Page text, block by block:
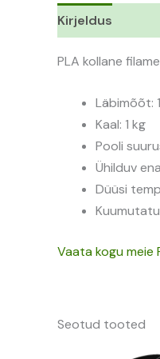
Kirjeldus
PLA kollane
Läbimõõt:
Kaal: 1 kg
Pooli
Ühilduv
Düüsi
Vaata kogu meie
Seotud tooted